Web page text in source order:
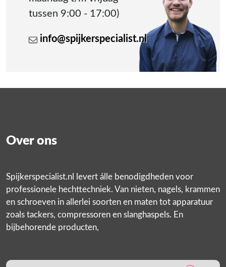
tussen 9:00 - 17:00)
info@spijkerspecialist.nl
Over ons
Spijkerspecialist.nl levert álle benodigdheden voor
professionele hechttechniek. Van nieten, nagels, krammen
en schroeven in allerlei soorten en maten tot apparatuur
zoals tackers, compressoren en slanghaspels. En
bijbehorende producten,